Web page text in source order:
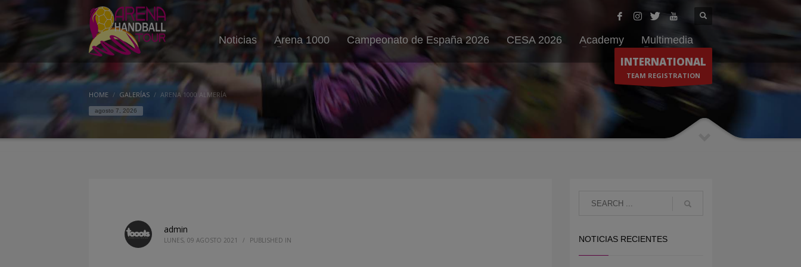
Noticias Arena 1000 Campeonato de España 2026 CESA 2026 Academy Multimedia
INTERNATIONAL
TEAM REGISTRATION
HOME GALERÍAS ARENA 1000 ALMERÍA
agosto 7, 2026
admin
LUNES, 09 AGOSTO 2021 / PUBLISHED IN NOTICIAS RECIENTES